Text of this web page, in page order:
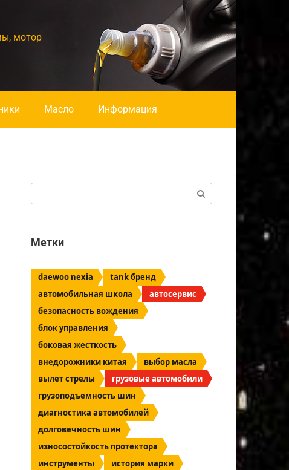
мотор
Масло Информация
Метки
daewoo nexia
tank бренд
автомобильная школа
автосервис
безопасность вождения
блок управления
боковая жесткость
внедорожники китая
выбор масла
вылет стрелы
грузовые автомобили
грузоподъемность шин
диагностика автомобилей
долговечность шин
износостойкость протектора
инструменты
история марки